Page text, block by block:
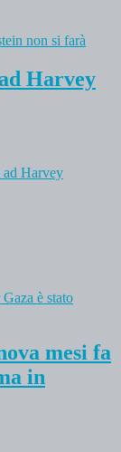
Harvey
ad Harvey
mesi fa
in